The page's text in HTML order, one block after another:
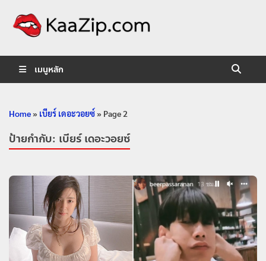
เมนูหลัก
Home» เบียร์ เดอะวอยซ์» Page 2
ป้ายกำกับ: เบียร์ เดอะวอยซ์